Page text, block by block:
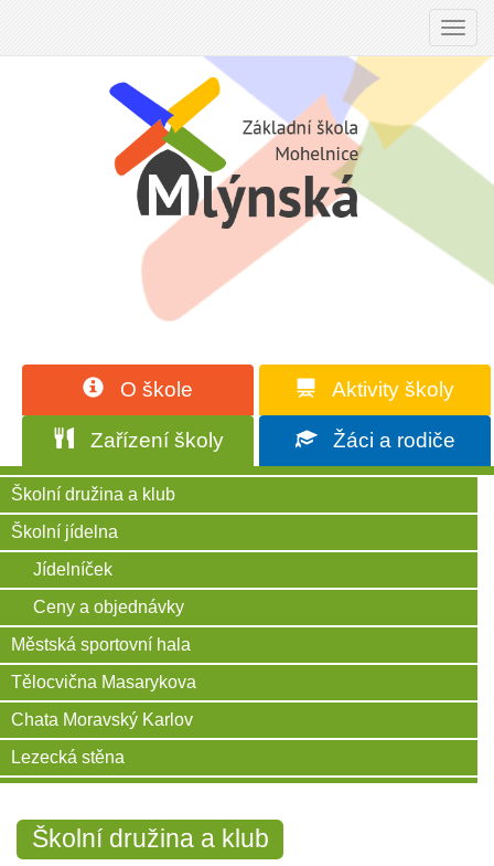
O škole Aktivity školy
Zařízení školy Žáci a rodiče
Školní družina a klub
Školní jídelna
Jídelníček
Ceny a objednávky
Městská sportovní hala
Tělocvična Masarykova
Chata Moravský Karlov
Lezecká stěna
Školní družina a klub